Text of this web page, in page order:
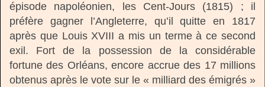
épisode napoléonien, les Cent-Jours (1815) ; il
préfère gagner l’Angleterre, qu’il quitte en 1817
après que Louis XVIII a mis un terme à ce second
exil. Fort de la possession de la considérable
fortune des Orléans, encore accrue des 17 millions
obtenus après le vote sur le « milliard des émigrés »